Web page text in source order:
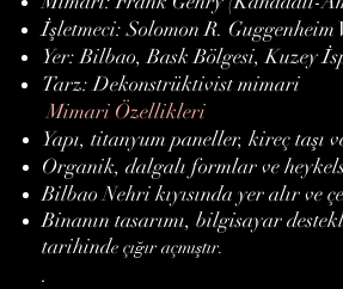
İşletmeci: Solomon R. Guggenheim
Yer: Bilbao, Bask Bölgesi, Kuzey
Tarz: Dekonstrüktivist mimari
Mimari Özellikleri
Yapı, titanyum paneller, kireç taşı
Organik, dalgalı formlar ve
Bilbao Nehri kıyısında yer alır ve
Binanın tasarımı, bilgisayar
tarihinde çığır açmıştır.
.